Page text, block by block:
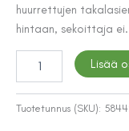
huurrettujen
hintaan, sekoittaja ei.
SUIHKUKAAPPI
2
Lisää
Tuotetunnus (SKU):